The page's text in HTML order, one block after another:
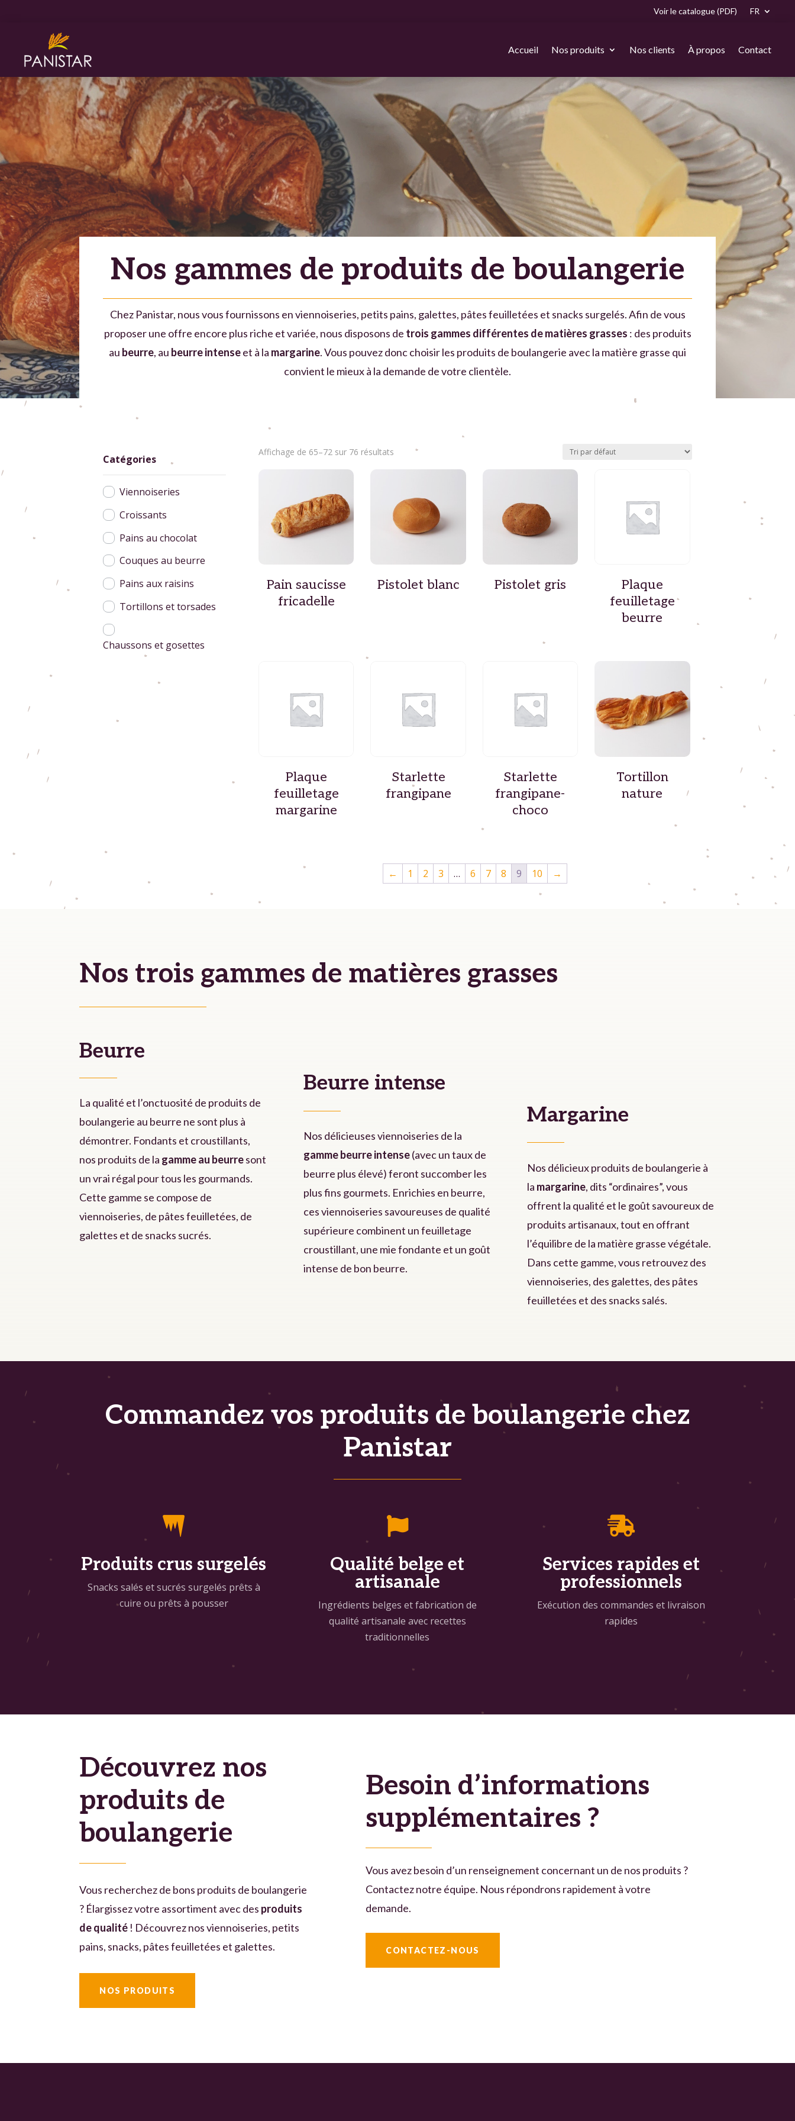
Voir le catalogue (PDF) FR
Accueil Nos produits Nos clients À propos Contact
Nos gammes de produits de boulangerie
Chez Panistar, nous vous fournissons en viennoiseries, petits pains, galettes, pâtes feuilletées et snacks surgelés. Afin de vous
proposer une offre encore plus riche et variée, nous disposons de trois gammes différentes de matières grasses : des produits
au beurre, au beurre intenseet à la margarine. Vous pouvez donc choisir les produits de boulangerie avec la matière grasse qui
convient le mieux à la demande de votre clientèle.
Catégories
Viennoiseries
Croissants
Pains au chocolat
Couques au beurre
Pains aux raisins
Tortillons et torsades
Chaussons et gosettes
Affichage de 65–72 sur 76 résultats
Pain saucisse
fricadelle
Pistolet blanc Pistolet gris
Plaque
feuilletage
beurre
Plaque
feuilletage
margarine
Starlette
frangipane
Starlette
frangipane-
choco
Tortillon
nature
← 1 2 3 … 6 7 8 9 10 →
Nos trois gammes de matières grasses
Beurre
La qualité et l’onctuosité de produits de
boulangerie au beurre ne sont plus à
démontrer. Fondants et croustillants,
nos produits de la gamme au beurresont
un vrai régal pour tous les gourmands.
Cette gamme se compose de
viennoiseries, de pâtes feuilletées, de
galettes et de snacks sucrés.
Beurre intense
Nos délicieuses viennoiseries de la
gamme beurre intense(avec un taux de
beurre plus élevé) feront succomber les
plus fins gourmets. Enrichies en beurre,
ces viennoiseries savoureuses de qualité
supérieure combinent un feuilletage
croustillant, une mie fondante et un goût
intense de bon beurre.
Margarine
Nos délicieux produits de boulangerie à
la margarine, dits “ordinaires”, vous
offrent la qualité et le goût savoureux de
produits artisanaux, tout en offrant
l’équilibre de la matière grasse végétale.
Dans cette gamme, vous retrouvez des
viennoiseries, des galettes, des pâtes
feuilletées et des snacks salés.
Commandez vos produits de boulangerie chez
Panistar

Produits crus surgelés
Snacks salés et sucrés surgelés prêts à
cuire ou prêts à pousser

Qualité belge et
artisanale
Ingrédients belges et fabrication de
qualité artisanale avec recettes
traditionnelles

Services rapides et
professionnels
Exécution des commandes et livraison
rapides
Découvrez nos
produits de
boulangerie
Vous recherchez de bons produits de boulangerie
? Élargissez votre assortiment avec des produits
de qualité ! Découvrez nos viennoiseries, petits
pains, snacks, pâtes feuilletées et galettes.
NOS PRODUITS
Besoin d’informations
supplémentaires ?
Vous avez besoin d’un renseignement concernant un de nos produits ?
Contactez notre équipe. Nous répondrons rapidement à votre
demande.
CONTACTEZ-NOUS